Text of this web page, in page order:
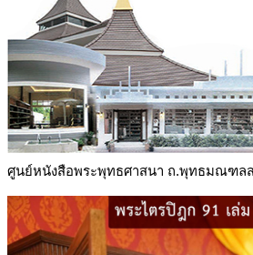
ศูนย์หนังสือพระพุทธศาสนา ถ.พุทธมณฑล